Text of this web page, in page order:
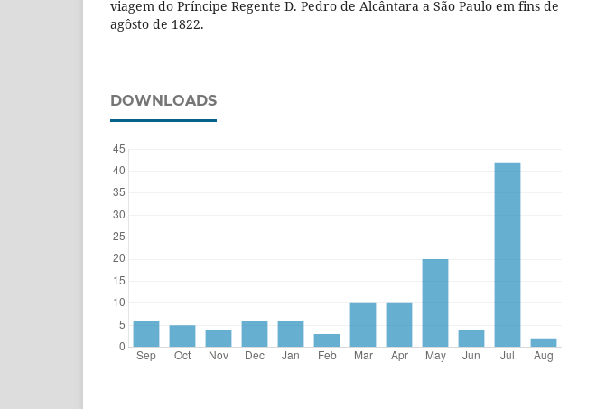
viagem do Príncipe Regente D. Pedro de Alcântara a São Paulo em fins de
agôsto de 1822.
DOWNLOADS